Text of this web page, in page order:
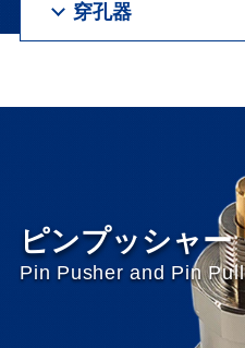
穿孔器
ピンプッシャー
Pin Pusher and Pin